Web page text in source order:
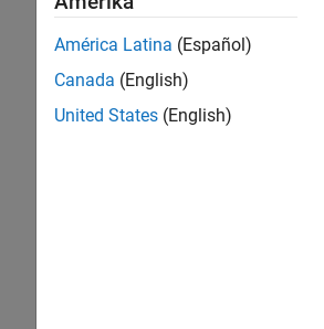
América Latina (Español)
Canada (English)
United States (English)